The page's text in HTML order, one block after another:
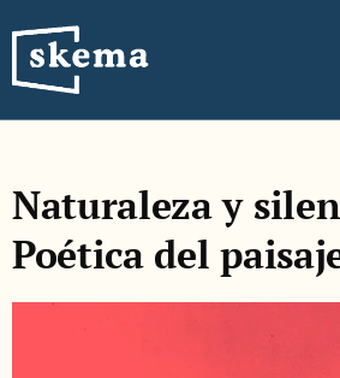
Naturaleza y
Poética del